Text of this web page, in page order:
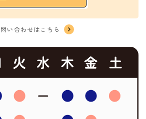
い合わせはこちら